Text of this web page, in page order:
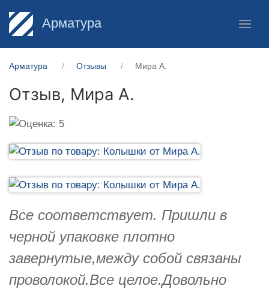
Арматура
Арматура Отзывы Мира А.
Отзыв, Мира А.
Все соответствует. Пришли в
черной упаковке плотно
завернутые,между собой связаны
проволокой.Все целое.Довольно